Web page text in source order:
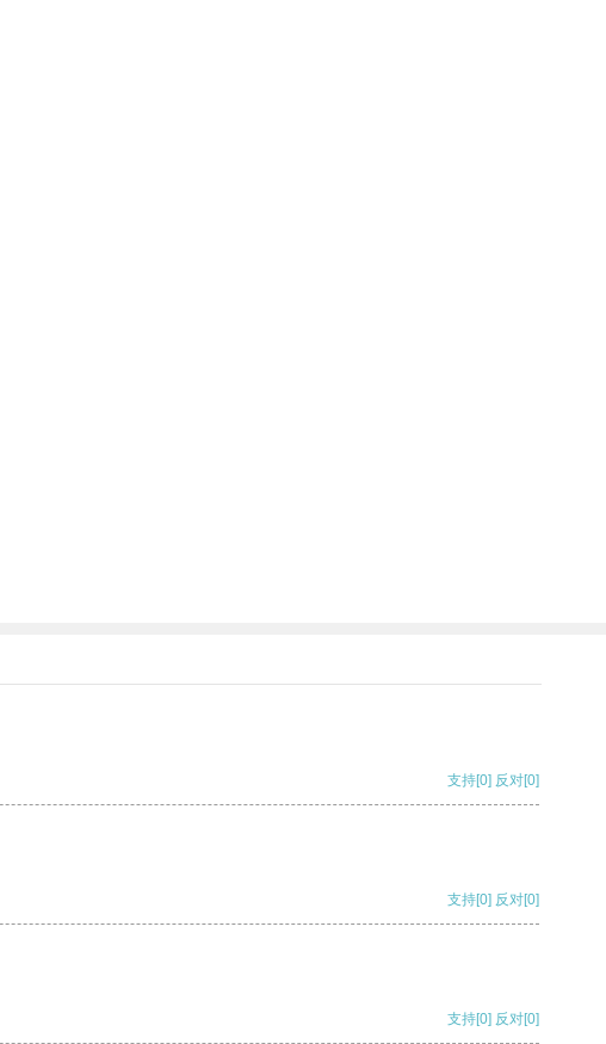
支持[0] 反对[0]
支持[0] 反对[0]
支持[0] 反对[0]